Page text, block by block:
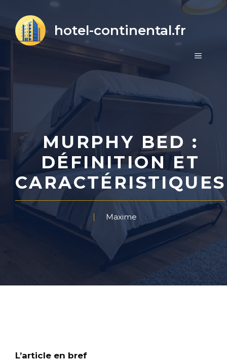
contenu
hotel-continental.fr
MENU
MURPHY BED :
DÉFINITION ET
CARACTÉRISTIQUES
Maxime
L’article en bref